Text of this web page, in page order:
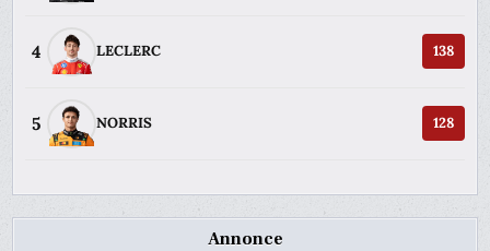
4 LECLERC 138
5 NORRIS 128
Annonce